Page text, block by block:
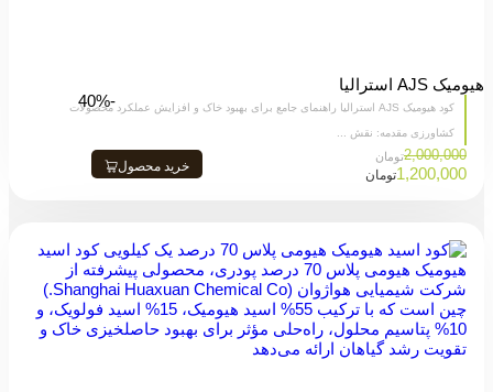
هیومیک AJS استرالیا
کود هیومیک AJS استرالیا راهنمای جامع برای بهبود خاک و افزایش عملکرد محصولات
کشاورزی مقدمه: نقش ...
-40%
2,000,000تومان
1,200,000تومان
خرید محصول